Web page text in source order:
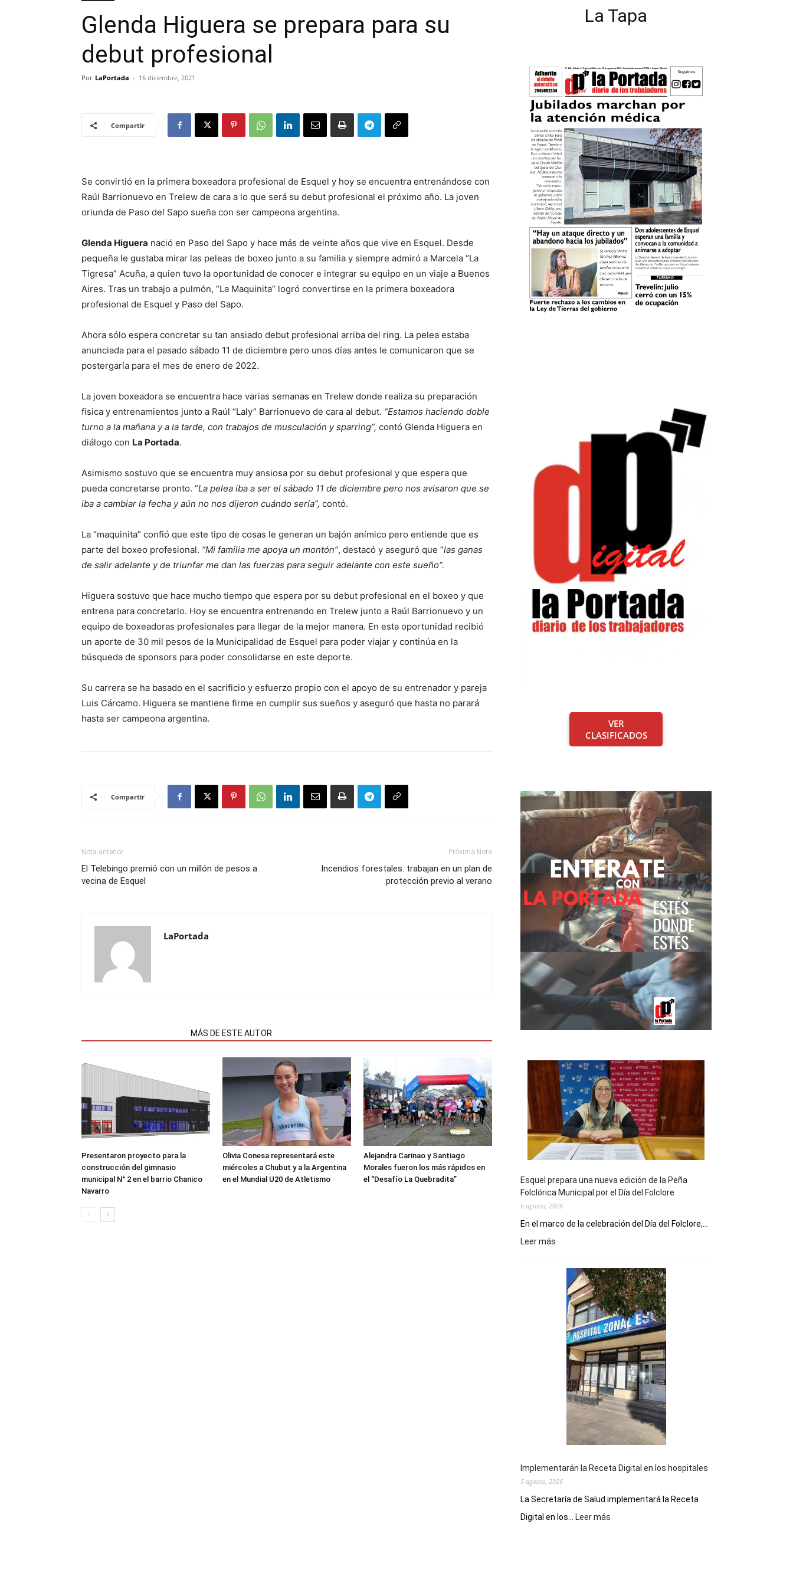
Glenda Higuera se prepara para su
debut profesional
Por LaPortada - 16 diciembre, 2021
Compartir
Se convirtió en la primera boxeadora profesional de Esquel y hoy se encuentra entrenándose con
Raúl Barrionuevo en Trelew de cara a lo que será su debut profesional el próximo año. La joven
oriunda de Paso del Sapo sueña con ser campeona argentina.
Glenda Higuera nació en Paso del Sapo y hace más de veinte años que vive en Esquel. Desde
pequeña le gustaba mirar las peleas de boxeo junto a su familia y siempre admiró a Marcela “La
Tigresa” Acuña, a quien tuvo la oportunidad de conocer e integrar su equipo en un viaje a Buenos
Aires. Tras un trabajo a pulmón, “La Maquinita” logró convertirse en la primera boxeadora
profesional de Esquel y Paso del Sapo.
Ahora sólo espera concretar su tan ansiado debut profesional arriba del ring. La pelea estaba
anunciada para el pasado sábado 11 de diciembre pero unos días antes le comunicaron que se
postergaría para el mes de enero de 2022.
La joven boxeadora se encuentra hace varias semanas en Trelew donde realiza su preparación
física y entrenamientos junto a Raúl “Laly” Barrionuevo de cara al debut. “Estamos haciendo doble
turno a la mañana y a la tarde, con trabajos de musculación y sparring”, contó Glenda Higuera en
diálogo con La Portada.
Asimismo sostuvo que se encuentra muy ansiosa por su debut profesional y que espera que
pueda concretarse pronto. “La pelea iba a ser el sábado 11 de diciembre pero nos avisaron que se
iba a cambiar la fecha y aún no nos dijeron cuándo sería”, contó.
La “maquinita” confió que este tipo de cosas le generan un bajón anímico pero entiende que es
parte del boxeo profesional. “Mi familia me apoya un montón”, destacó y aseguró que “las ganas
de salir adelante y de triunfar me dan las fuerzas para seguir adelante con este sueño”.
Higuera sostuvo que hace mucho tiempo que espera por su debut profesional en el boxeo y que
entrena para concretarlo. Hoy se encuentra entrenando en Trelew junto a Raúl Barrionuevo y un
equipo de boxeadoras profesionales para llegar de la mejor manera. En esta oportunidad recibió
un aporte de 30 mil pesos de la Municipalidad de Esquel para poder viajar y continúa en la
búsqueda de sponsors para poder consolidarse en este deporte.
Su carrera se ha basado en el sacrificio y esfuerzo propio con el apoyo de su entrenador y pareja
Luis Cárcamo. Higuera se mantiene firme en cumplir sus sueños y aseguró que hasta no parará
hasta ser campeona argentina.
Compartir
Nota anterior
El Telebingo premió con un millón de pesos a
vecina de Esquel
Próxima Nota
Incendios forestales: trabajan en un plan de
protección previo al verano
LaPortada
MÁS DE ESTE AUTOR
Presentaron proyecto para la
construcción del gimnasio
municipal N° 2 en el barrio Chanico
Navarro
Olivia Conesa representará este
miércoles a Chubut y a la Argentina
en el Mundial U20 de Atletismo
Alejandra Carinao y Santiago
Morales fueron los más rápidos en
el “Desafío La Quebradita”
La Tapa
VER
CLASIFICADOS
Esquel prepara una nueva edición de la Peña
Folclórica Municipal por el Día del Folclore
6 agosto, 2026
En el marco de la celebración del Día del Folclore,...
Leer más
nueva
edición
Peña
Folclórica
Municipal
por
Día
Folclore
Implementarán la Receta Digital en los hospitales
5 agosto, 2026
La Secretaría de Salud implementará la Receta
Digital en los...
Leer más